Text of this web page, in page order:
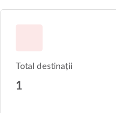
Total destinații
1